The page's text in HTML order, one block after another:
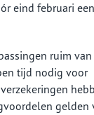
eind februari
ruim van
tijd nodig voor
gelden